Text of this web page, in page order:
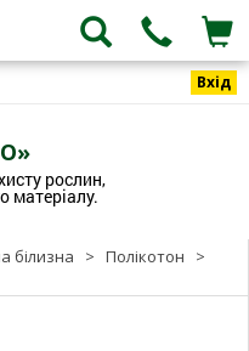
Вхід
рослин,
матеріалу.
білизна > Полікотон
>